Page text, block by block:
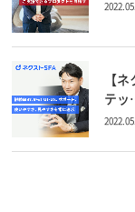
【
テ